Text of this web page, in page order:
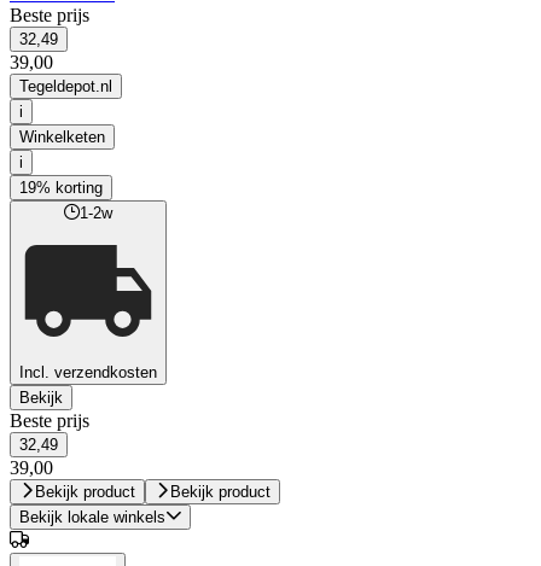
Beste prijs
32,49
39,00
Tegeldepot.nl
i
Winkelketen
i
19% korting
1-2w
Incl. verzendkosten
Bekijk
Beste prijs
32,49
39,00
Bekijk product
Bekijk product
Bekijk lokale winkels